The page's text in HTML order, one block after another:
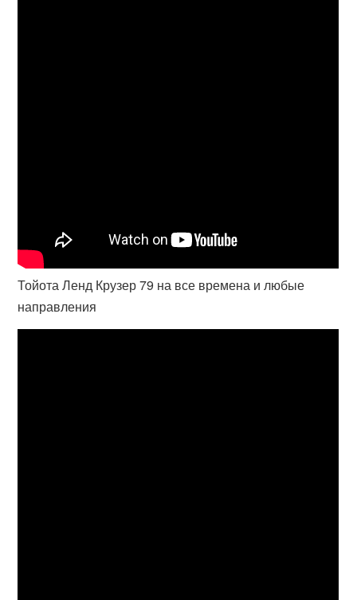
Тойота Ленд Крузер 79 на все времена и любые
направления